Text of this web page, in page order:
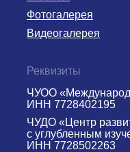
ЧУДО «Центр
с углубленным
ИНН 7728502263
ЧУОО
ИНН 7728402195
Реквизиты
Видеогалерея
Фотогалерея